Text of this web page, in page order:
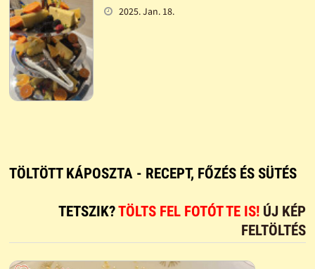
2025. Jan. 18.
TÖLTÖTT KÁPOSZTA - RECEPT, FŐZÉS ÉS SÜTÉS
TETSZIK?TÖLTS FEL FOTÓT TE IS! ÚJ KÉP
FELTÖLTÉS